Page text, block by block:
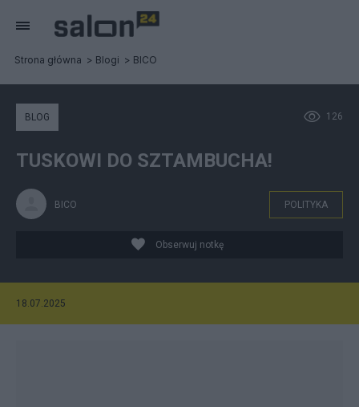
Strona główna Blogi BICO
126
BLOG
TUSKOWI DO SZTAMBUCHA!
BICO POLITYKA
Obserwuj notkę
18.07.2025